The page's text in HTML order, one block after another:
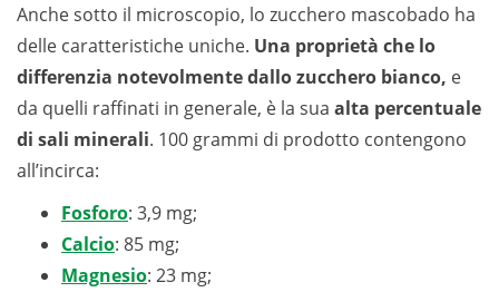
Anche sotto il microscopio, lo zucchero mascobado ha
delle caratteristiche uniche. Una proprietà che lo
differenzia notevolmente dallo zucchero bianco, e
da quelli raffinati in generale, è la sua alta percentuale
di sali minerali. 100 grammi di prodotto contengono
all’incirca:
Fosforo: 3,9 mg;
Calcio: 85 mg;
Magnesio: 23 mg;